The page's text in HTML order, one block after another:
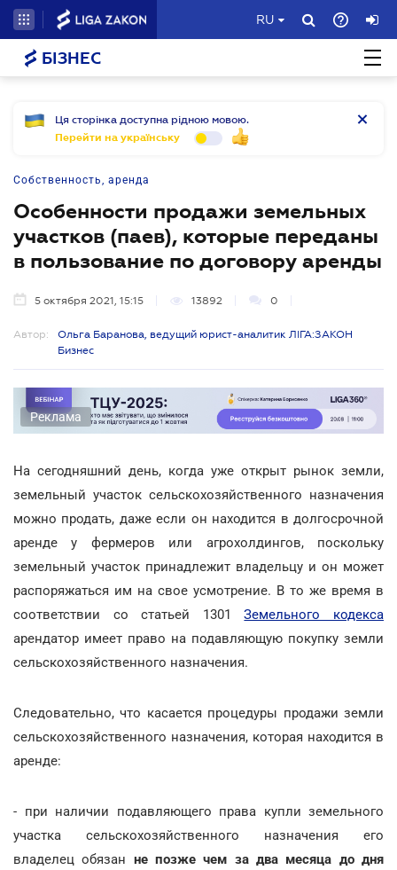
RU
БІЗНЕС
Ця сторінка доступна рідною мовою.
Перейти на українську
Собственность, аренда
Особенности продажи земельных
участков (паев), которые переданы
в пользование по договору аренды
5 октября 2021, 15:15 13892 0
Автор:
Ольга Баранова, ведущий юрист-аналитик ЛІГА:ЗАКОН
Бизнес
Реклама
На сегодняшний день, когда уже открыт рынок земли,
земельный участок сельскохозяйственного назначения
можно продать, даже если он находится в долгосрочной
аренде у фермеров или агрохолдингов, поскольку
земельный участок принадлежит владельцу и он может
распоряжаться им на свое усмотрение. В то же время в
соответствии со статьей 1301Земельного кодекса
арендатор имеет право на подавляющую покупку земли
сельскохозяйственного назначения.
Следовательно, что касается процедуры продажи земли
сельскохозяйственного назначения, которая находится в
аренде:
- при наличии подавляющего права купли земельного
участка сельскохозяйственного назначения его
владелец обязан не позже чем за два месяца до дня